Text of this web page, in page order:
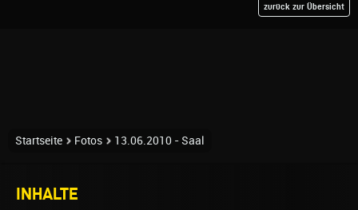
zurück zur Übersicht
Startseite Fotos 13.06.2010 - Saal
INHALTE